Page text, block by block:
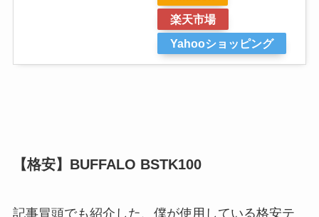
楽天市場
Yahooショッピング
【格安】BUFFALO BSTK100
記事冒頭でも紹介した、僕が使用している格安テ